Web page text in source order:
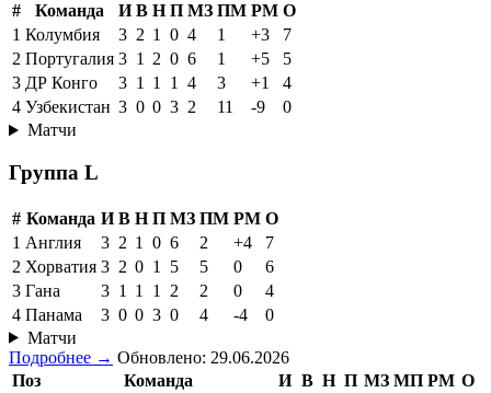
# Команда И В Н П МЗ ПМ РМ О
1 Колумбия 3 2 1 0 4 1 +3
7
2 Португалия 3 1 2 0 6 1 +5
5
3 ДР Конго 3 1 1 1 4 3 +1
4
4 Узбекистан 3 0 0 3 2 11 -9
0
Матчи
Группа L
# Команда И В Н П МЗ ПМ РМ О
1 Англия 3 2 1 0 6 2 +4
7
2 Хорватия 3 2 0 1 5 5 0
6
3 Гана 3 1 1 1 2 2 0
4
4 Панама 3 0 0 3 0 4 -4
0
Матчи
Подробнее → Обновлено: 29.06.2026
Поз
Команда И В Н П МЗ МП РМ О